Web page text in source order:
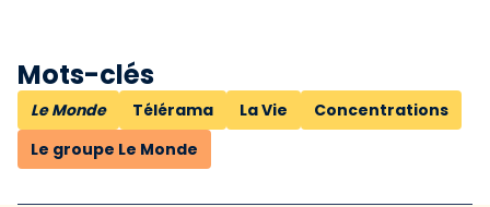
Mots-clés
Le Monde Télérama La Vie
Concentrations
Le groupe Le Monde